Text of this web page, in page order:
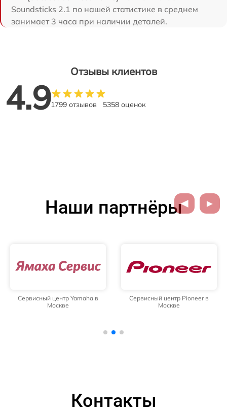
Soundsticks 2.1 по нашей статистике в среднем
занимает 3 часа при наличии деталей.
Отзывы клиентов
4.91799 отзывов 5358 оценок
Наши партнёры
Сервисный центр Yamaha в
Москве
Сервисный центр Pioneer в
Москве
Контакты